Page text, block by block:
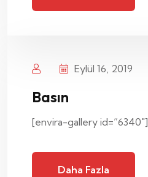
Eylül 16, 2019
Basın
[envira-gallery id=”6340″]
Daha Fazla